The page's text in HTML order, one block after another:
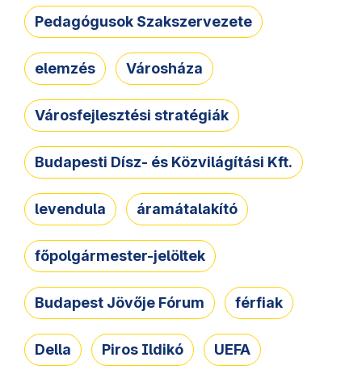
Pedagógusok Szakszervezete
elemzés Városháza
Városfejlesztési stratégiák
Budapesti Dísz- és Közvilágítási Kft.
levendula áramátalakító
főpolgármester-jelöltek
Budapest Jövője Fórum férfiak
Della Piros Ildikó UEFA